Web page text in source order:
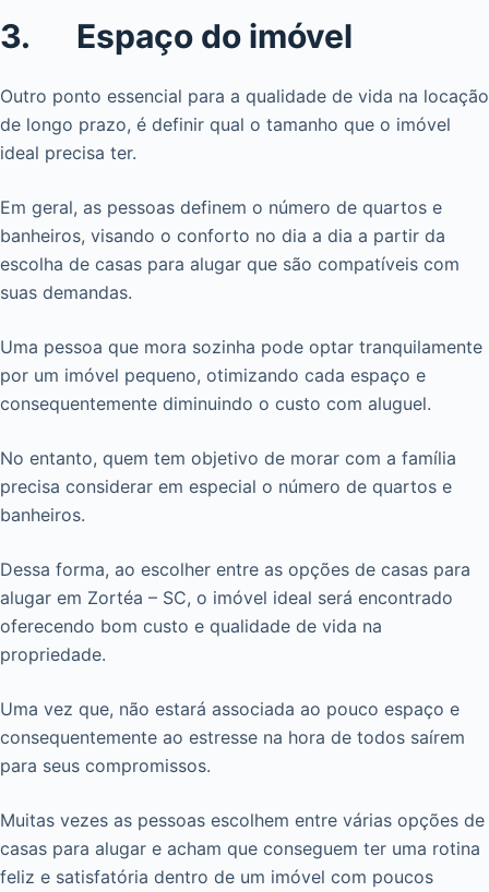
3. Espaço do imóvel
Outro ponto essencial para a qualidade de vida na locação
de longo prazo, é definir qual o tamanho que o imóvel
ideal precisa ter.
Em geral, as pessoas definem o número de quartos e
banheiros, visando o conforto no dia a dia a partir da
escolha de casas para alugar que são compatíveis com
suas demandas.
Uma pessoa que mora sozinha pode optar tranquilamente
por um imóvel pequeno, otimizando cada espaço e
consequentemente diminuindo o custo com aluguel.
No entanto, quem tem objetivo de morar com a família
precisa considerar em especial o número de quartos e
banheiros.
Dessa forma, ao escolher entre as opções de casas para
alugar em Zortéa – SC, o imóvel ideal será encontrado
oferecendo bom custo e qualidade de vida na
propriedade.
Uma vez que, não estará associada ao pouco espaço e
consequentemente ao estresse na hora de todos saírem
para seus compromissos.
Muitas vezes as pessoas escolhem entre várias opções de
casas para alugar e acham que conseguem ter uma rotina
feliz e satisfatória dentro de um imóvel com poucos